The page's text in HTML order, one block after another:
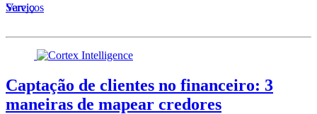
Serviços
Varejo
Captação de clientes no financeiro: 3
maneiras de mapear credores